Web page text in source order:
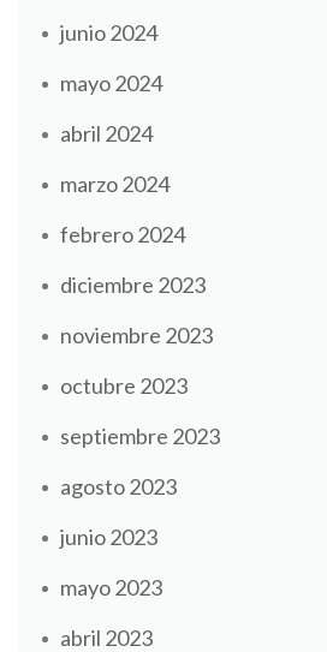
junio 2024
mayo 2024
abril 2024
marzo 2024
febrero 2024
diciembre 2023
noviembre 2023
octubre 2023
septiembre 2023
agosto 2023
junio 2023
mayo 2023
abril 2023